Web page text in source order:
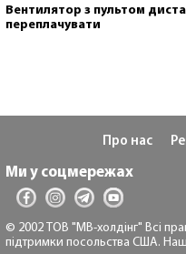
Вентилятор з пультом
переплачувати
Про нас
Ми у соцмережах
© 2002 ТОВ "МВ-холдінг" Всі
підтримки посольства США. Наш